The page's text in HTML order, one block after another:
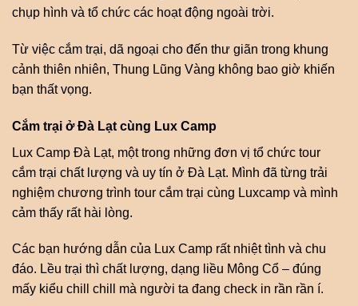
chụp hình và tổ chức các hoạt động ngoài trời.
Từ việc cắm trại, dã ngoại cho đến thư giãn trong khung
cảnh thiên nhiên, Thung Lũng Vàng không bao giờ khiến
bạn thất vọng.
Cắm trại ở Đà Lạt cùng Lux Camp
Lux Camp Đà Lạt, một trong những đơn vị tổ chức tour
cắm trại chất lượng và uy tín ở Đà Lạt. Mình đã từng trải
nghiệm chương trình tour cắm trại cùng Luxcamp và mình
cảm thấy rất hài lòng.
Các bạn hướng dẫn của Lux Camp rất nhiệt tình và chu
đáo. Lều trại thì chất lượng, dạng liều Mông Cổ – đúng
mấy kiểu chill chill mà người ta đang check in rần rần í.